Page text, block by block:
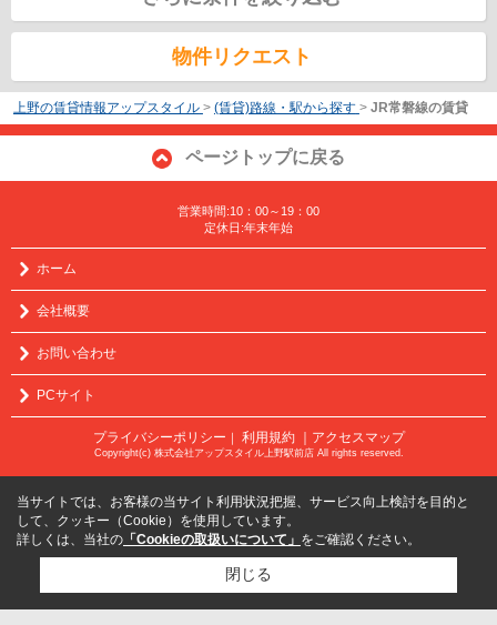
物件リクエスト
上野の賃貸情報アップスタイル > (賃貸)路線・駅から探す > JR常磐線の賃貸
ページトップに戻る
営業時間:10：00～19：00
定休日:年末年始
ホーム
会社概要
お問い合わせ
PCサイト
プライバシーポリシー ｜ 利用規約 ｜アクセスマップ
Copyright(c) 株式会社アップスタイル上野駅前店 All rights reserved.
当サイトでは、お客様の当サイト利用状況把握、サービス向上検討を目的と
して、クッキー（Cookie）を使用しています。
詳しくは、当社の 「Cookieの取扱いについて」 をご確認ください。
閉じる